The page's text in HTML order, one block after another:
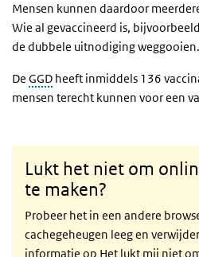
Mensen kunnen daardoor
Wie al gevaccineerd is,
de dubbele uitnodiging weggooien.
De GGD heeft inmiddels 136
mensen terecht kunnen voor een
Lukt het niet om
te maken?
Probeer het in een andere
cachegeheugen leeg en
informatie op Het lukt mij niet